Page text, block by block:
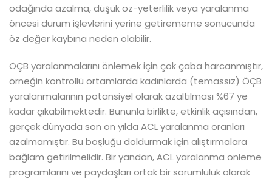
odağında azalma, düşük öz-yeterlilik veya yaralanma
öncesi durum işlevlerini yerine getirememe sonucunda
öz değer kaybına neden olabilir.
ÖÇB yaralanmalarını önlemek için çok çaba harcanmıştır,
örneğin kontrollü ortamlarda kadınlarda (temassız) ÖÇB
yaralanmalarının potansiyel olarak azaltılması %67 ye
kadar çıkabilmektedir. Bununla birlikte, etkinlik açısından,
gerçek dünyada son on yılda ACL yaralanma oranları
azalmamıştır. Bu boşluğu doldurmak için alıştırmalara
bağlam getirilmelidir. Bir yandan, ACL yaralanma önleme
programlarını ve paydaşları ortak bir sorumluluk olarak